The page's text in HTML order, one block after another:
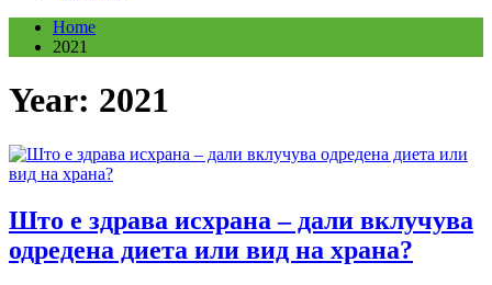
Home
2021
Year: 2021
Што е здрава исхрана – дали вклучува
одредена диета или вид на храна?